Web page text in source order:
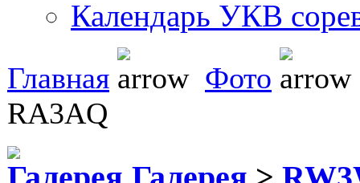
Календарь УКВ
Главная
Фото
RA3AQ